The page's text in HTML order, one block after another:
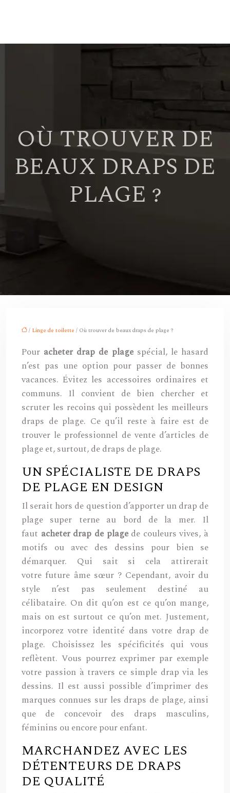
OÙ TROUVER DE
BEAUX DRAPS DE
PLAGE ?
/ Linge de toilette / Où trouver de beaux draps de plage ?
Pour acheter drap de plagespécial, le hasard
n’est pas une option pour passer de bonnes
vacances. Évitez les accessoires ordinaires et
communs. Il convient de bien chercher et
scruter les recoins qui possèdent les meilleurs
draps de plage. Ce qu’il reste à faire est de
trouver le professionnel de vente d’articles de
plage et, surtout, de draps de plage.
UN SPÉCIALISTE DE DRAPS
DE PLAGE EN DESIGN
Il serait hors de question d’apporter un drap de
plage super terne au bord de la mer. Il
faut acheter drap de plagede couleurs vives, à
motifs ou avec des dessins pour bien se
démarquer. Qui sait si cela attirerait
votre future âme sœur ? Cependant, avoir du
style n’est pas seulement destiné au
célibataire. On dit qu’on est ce qu’on mange,
mais on est surtout ce qu’on met. Justement,
incorporez votre identité dans votre drap de
plage. Choisissez les spécificités qui vous
reflètent. Vous pourrez exprimer par exemple
votre passion à travers ce simple drap via les
dessins. Il est aussi possible d’imprimer des
marques connues sur les draps de plage, ainsi
que de concevoir des draps masculins,
féminins ou encore pour enfant.
MARCHANDEZ AVEC LES
DÉTENTEURS DE DRAPS
DE QUALITÉ